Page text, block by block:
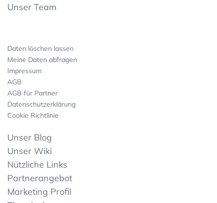
Unser Team
Daten löschen lassen
Meine Daten abfragen
Impressum
AGB
AGB für Partner
Datenschutzerklärung
Cookie Richtlinie
Unser Blog
Unser Wiki
Nützliche Links
Partnerangebot
Marketing Profil